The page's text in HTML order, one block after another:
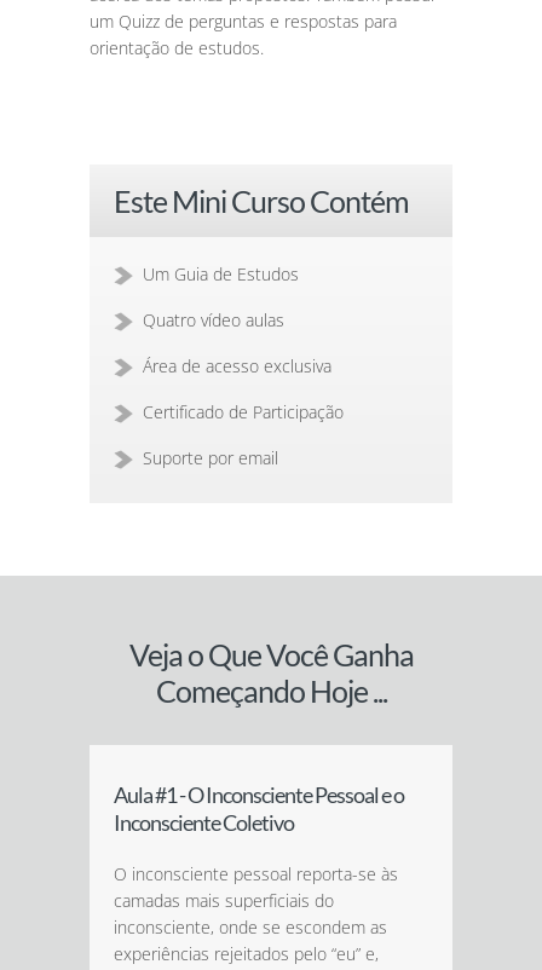
um Quizz de perguntas e respostas para
orientação de estudos.
Este Mini Curso Contém
Um Guia de Estudos
Quatro vídeo aulas
Área de acesso exclusiva
Certificado de Participação
Suporte por email
Veja o Que Você Ganha
Começando Hoje ...
Aula #1 - O Inconsciente Pessoal e o
Inconsciente Coletivo
O inconsciente pessoal reporta-se às
camadas mais superficiais do
inconsciente, onde se escondem as
experiências rejeitados pelo “eu” e,